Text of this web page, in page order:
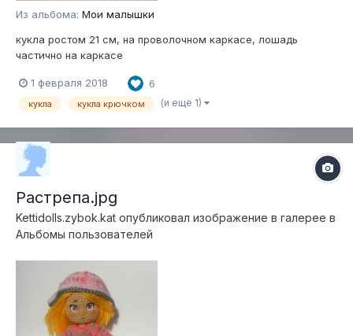
Из альбома: Мои малышки
кукла ростом 21 см, на проволочном каркасе, лошадь
частично на каркасе
1 февраля 2018 6
кукла кукла крючком (и ещё 1)
Растрепа.jpg
Kettidolls.zybok.kat опубликовал изображение в галерее в
Альбомы пользователей